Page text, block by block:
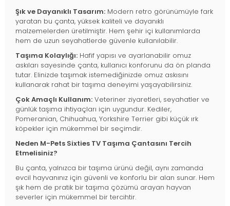
Şık ve Dayanıklı Tasarım: Modern retro görünümüyle fark
yaratan bu çanta, yüksek kaliteli ve dayanıklı
malzemelerden üretilmiştir. Hem şehir içi kullanımlarda
hem de uzun seyahatlerde güvenle kullanılabilir.
Taşıma Kolaylığı: Hafif yapısı ve ayarlanabilir omuz
askıları sayesinde çanta, kullanıcı konforunu da ön planda
tutar. Elinizde taşımak istemediğinizde omuz askısını
kullanarak rahat bir taşıma deneyimi yaşayabilirsiniz.
Çok Amaçlı Kullanım: Veteriner ziyaretleri, seyahatler ve
günlük taşıma ihtiyaçları için uygundur. Kediler,
Pomeranian, Chihuahua, Yorkshire Terrier gibi küçük ırk
köpekler için mükemmel bir seçimdir.
Neden M-Pets Sixties TV Taşıma Çantasını Tercih
Etmelisiniz?
Bu çanta, yalnızca bir taşıma ürünü değil, aynı zamanda
evcil hayvanınız için güvenli ve konforlu bir alan sunar. Hem
şık hem de pratik bir taşıma çözümü arayan hayvan
severler için mükemmel bir tercihtir.